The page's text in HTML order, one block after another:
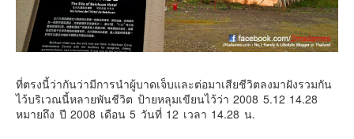
ที่ตรงนี้ว่ากันว่ามีการนำผู้บาดเจ็บและต่อมาเสียชีวิตลงมาฝังรวมกัน
ไว้บริเวณนี้หลายพันชีวิต ป้ายหลุมเขียนไว้ว่า 2008 5.12 14.28
หมายถึง ปี 2008 เดือน 5 วันที่ 12 เวลา 14.28 น.